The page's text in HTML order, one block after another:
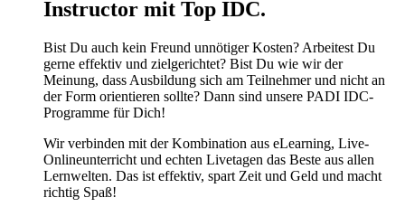
Instructor mit Top IDC.
Bist Du auch kein Freund unnötiger Kosten? Arbeitest Du
gerne effektiv und zielgerichtet? Bist Du wie wir der
Meinung, dass Ausbildung sich am Teilnehmer und nicht an
der Form orientieren sollte? Dann sind unsere PADI IDC-
Programme für Dich!
Wir verbinden mit der Kombination aus eLearning, Live-
Onlineunterricht und echten Livetagen das Beste aus allen
Lernwelten. Das ist effektiv, spart Zeit und Geld und macht
richtig Spaß!